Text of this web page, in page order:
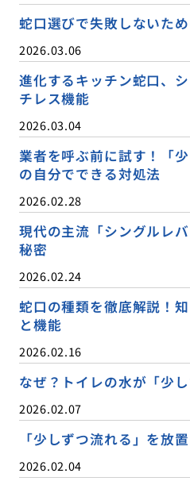
蛇口選びで失敗しないた
2026.03.06
進化するキッチン蛇口、
チレス機能
2026.03.04
業者を呼ぶ前に試す！「
の自分でできる対処法
2026.02.28
現代の主流「シングルレ
秘密
2026.02.24
蛇口の種類を徹底解説！
と機能
2026.02.16
なぜ？トイレの水が「少
2026.02.07
「少しずつ流れる」を放
2026.02.04